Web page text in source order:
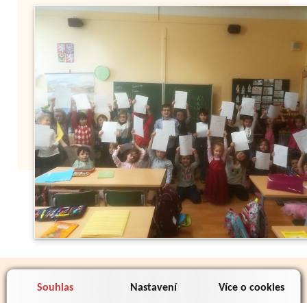
Souhlas Nastavení Více o cookies
Zpět
PARTNEŘI